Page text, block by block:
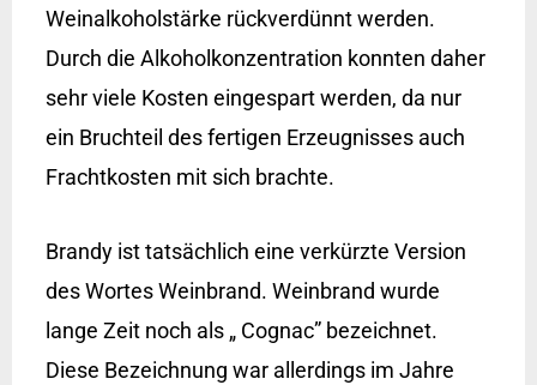
Weinalkoholstärke rückverdünnt werden.
Durch die Alkoholkonzentration konnten daher
sehr viele Kosten eingespart werden, da nur
ein Bruchteil des fertigen Erzeugnisses auch
Frachtkosten mit sich brachte.
Brandy ist tatsächlich eine verkürzte Version
des Wortes Weinbrand. Weinbrand wurde
lange Zeit noch als „ Cognac” bezeichnet.
Diese Bezeichnung war allerdings im Jahre